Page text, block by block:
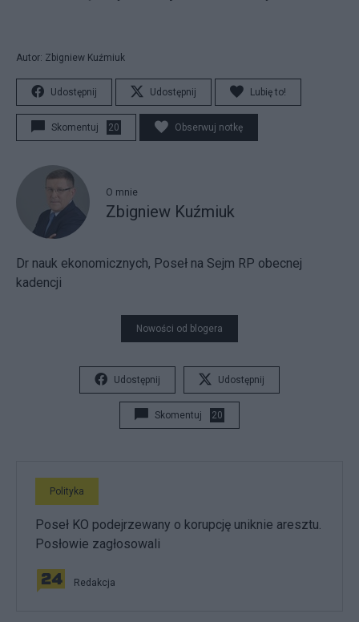
Autor: Zbigniew Kuźmiuk
Udostępnij Udostępnij Lubię to!
Skomentuj 20 Obserwuj notkę
O mnie
Zbigniew Kuźmiuk
Dr nauk ekonomicznych, Poseł na Sejm RP obecnej
kadencji
Nowości od blogera
Udostępnij Udostępnij
Skomentuj 20
Polityka
Poseł KO podejrzewany o korupcję uniknie aresztu.
Posłowie zagłosowali
Redakcja